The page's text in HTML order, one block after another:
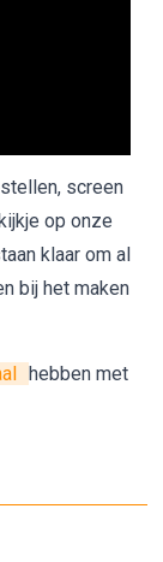
screen
op onze
klaar om al
bij het maken
hebben met